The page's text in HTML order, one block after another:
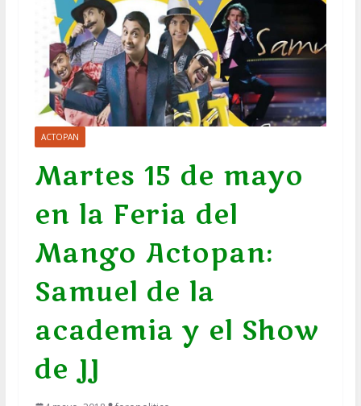
ACTOPAN
Martes 15 de mayo
en la Feria del
Mango Actopan:
Samuel de la
academia y el Show
de JJ